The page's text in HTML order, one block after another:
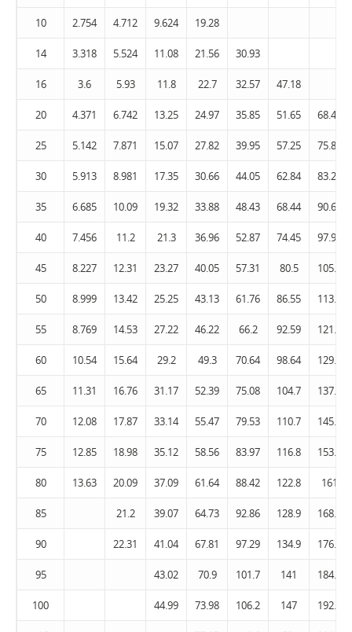
10 2.754 4.712 9.624 19.28
14 3.318 5.524 11.08 21.56 30.93
16 3.6 5.93 11.8 22.7 32.57 47.18
20 4.371 6.742 13.25 24.97 35.85 51.65 68.49
25 5.142 7.871 15.07 27.82 39.95 57.25 75.87
30 5.913 8.981 17.35 30.66 44.05 62.84 83.24
35 6.685 10.09 19.32 33.88 48.43 68.44 90.62
40 7.456 11.2 21.3 36.96 52.87 74.45 97.99
45 8.227 12.31 23.27 40.05 57.31 80.5 105.7
50 8.999 13.42 25.25 43.13 61.76 86.55 113.6
55 8.769 14.53 27.22 46.22 66.2 92.59 121.5
60 10.54 15.64 29.2 49.3 70.64 98.64 129.4
65 11.31 16.76 31.17 52.39 75.08 104.7 137.3
70 12.08 17.87 33.14 55.47 79.53 110.7 145.2
75 12.85 18.98 35.12 58.56 83.97 116.8 153.1
80 13.63 20.09 37.09 61.64 88.42 122.8 161
85 21.2 39.07 64.73 92.86 128.9 168.9
90 22.31 41.04 67.81 97.29 134.9 176.8
95 43.02 70.9 101.7 141 184.7
100 44.99 73.98 106.2 147 192.6